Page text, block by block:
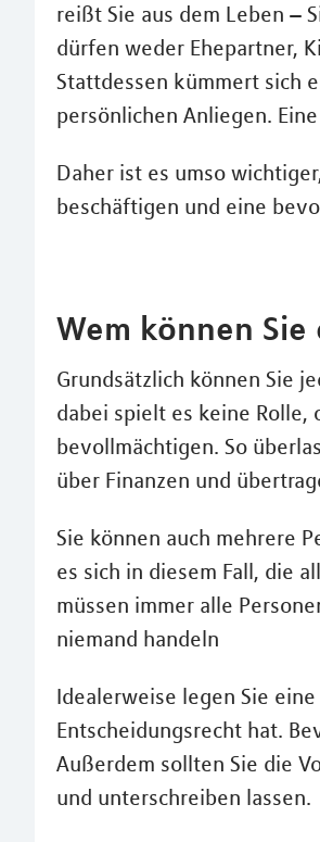
reißt Sie aus dem Leben –
dürfen weder Ehepartner,
Stattdessen kümmert sich
persönlichen Anliegen.
Daher ist es umso
beschäftigen und eine
Wem können
Grundsätzlich können Sie
dabei spielt es keine Rolle,
bevollmächtigen. So
über Finanzen und
Sie können auch mehrere
es sich in diesem Fall, die
müssen immer alle
niemand handeln
Idealerweise legen Sie
Entscheidungsrecht hat.
Außerdem sollten Sie die
und unterschreiben lassen.